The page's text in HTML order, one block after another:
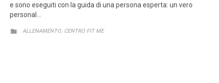
e sono eseguiti con la guida di una persona esperta: un vero
personal…
 CATEGORY
ALLENAMENTO CENTRO FIT ME